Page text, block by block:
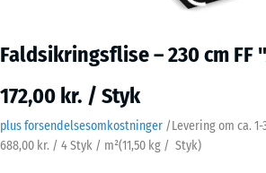
Faldsikringsflise – 230 cm FF
172,00 kr. / Styk
plus forsendelsesomkostninger /Levering om ca.
688,00 kr. / 4 Styk / m²(11,50 kg / Styk)